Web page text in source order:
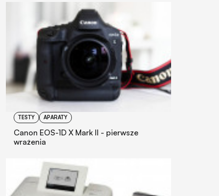
TESTY APARATY
Canon EOS-1D X Mark II - pierwsze
wrażenia